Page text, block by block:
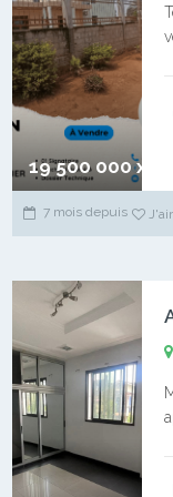
19 500 000 xaf
7 mois depuis